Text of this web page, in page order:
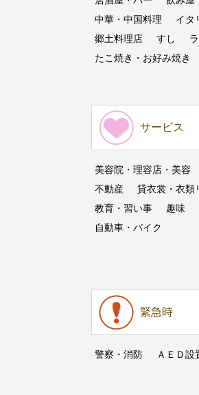
中華・中国料理
イタ
郷土料理店
すし
たこ焼き・お好み焼き
サービス
美容院・理容店・美容
不動産
貸衣裳・衣類
教育・習い事
趣味
自動車・バイク
緊急時
警察・消防 ＡＥＤ設